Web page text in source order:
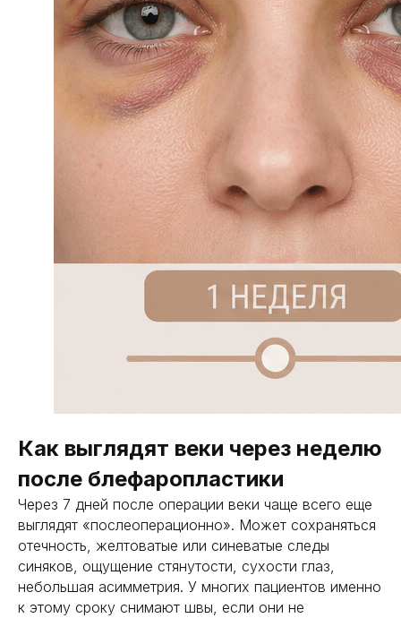
Как выглядят веки через неделю
после блефаропластики
Через 7 дней после операции веки чаще всего еще
выглядят «послеоперационно». Может сохраняться
отечность, желтоватые или синеватые следы
синяков, ощущение стянутости, сухости глаз,
небольшая асимметрия. У многих пациентов именно
к этому сроку снимают швы, если они не